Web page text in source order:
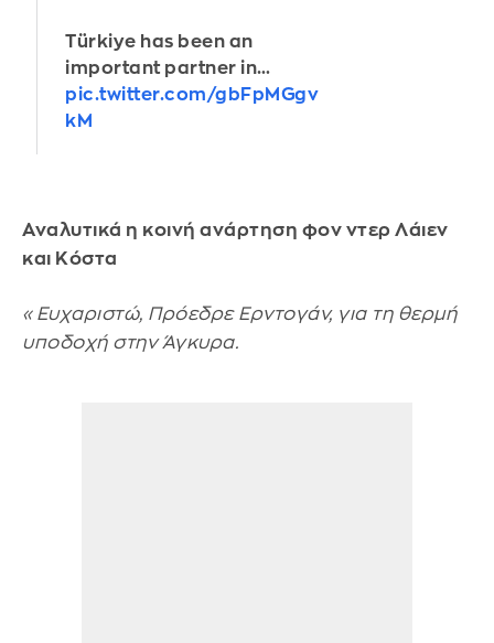
Türkiye has been an
important partner in…
pic.twitter.com/gbFpMGgv
kM
Αναλυτικά η κοινή ανάρτηση φον ντερ Λάιεν
και Κόστα
«Ευχαριστώ, Πρόεδρε Ερντογάν, για τη θερμή
υποδοχή στην Άγκυρα.